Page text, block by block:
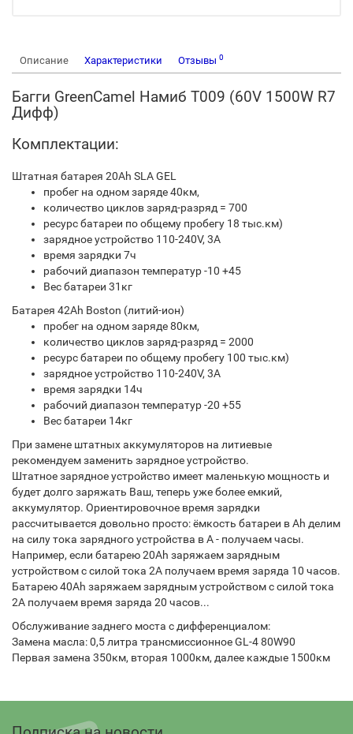
Описание Характеристики Отзывы 0
Багги GreenCamel Намиб T009 (60V 1500W R7
Дифф)
Комплектации:
Штатная батарея 20Ah SLA GEL
пробег на одном заряде 40км,
количество циклов заряд-разряд = 700
ресурс батареи по общему пробегу 18 тыс.км)
зарядное устройство 110-240V, 3A
время зарядки 7ч
рабочий диапазон температур -10 +45
Вес батареи 31кг
Батарея 42Ah Boston (литий-ион)
пробег на одном заряде 80км,
количество циклов заряд-разряд = 2000
ресурс батареи по общему пробегу 100 тыс.км)
зарядное устройство 110-240V, 3A
время зарядки 14ч
рабочий диапазон температур -20 +55
Вес батареи 14кг
При замене штатных аккумуляторов на литиевые
рекомендуем заменить зарядное устройство.
Штатное зарядное устройство имеет маленькую мощность и
будет долго заряжать Ваш, теперь уже более емкий,
аккумулятор. Ориентировочное время зарядки
рассчитывается довольно просто: ёмкость батареи в Ah делим
на силу тока зарядного устройства в A - получаем часы.
Например, если батарею 20Ah заряжаем зарядным
устройством с силой тока 2А получаем время заряда 10 часов.
Батарею 40Ah заряжаем зарядным устройством с силой тока
2А получаем время заряда 20 часов...
Обслуживание заднего моста с дифференциалом:
Замена масла: 0,5 литра трансмиссионное GL-4 80W90
Первая замена 350км, вторая 1000км, далее каждые 1500км